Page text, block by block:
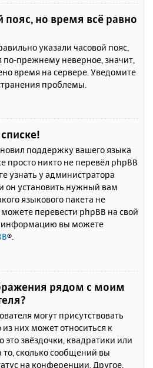
пояс, но время всё равно
указали часовой пояс,
прежнему неверное, значит,
время на сервере. Уведомите
проблемы.
поддержку вашего языка
просто никто не перевёл phpBB
узнать у администратора
он установить нужный вам
языкового пакета не
перевести phpBB на свой
информацию вы можете
®.
рядом с моим
могут присутствовать
них может относиться к
звёздочки, квадратики или
сколько сообщений вы
на конференции. Другое,